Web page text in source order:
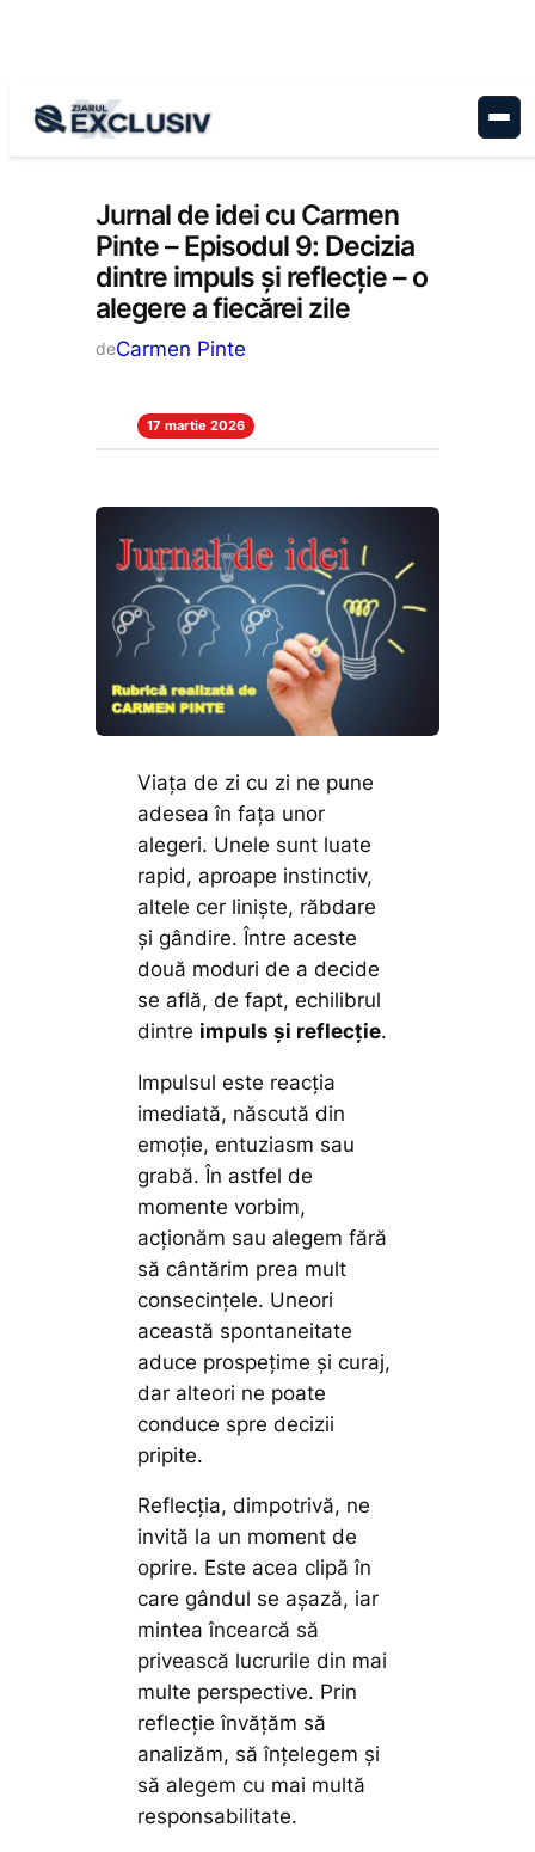
Stiri la zi
Jurnal de idei cu Carmen
Pinte – Episodul 9: Decizia
dintre impuls și reflecție – o
alegere a fiecărei zile
deCarmen Pinte
17 martie 2026
Viața de zi cu zi ne pune
adesea în fața unor
alegeri. Unele sunt luate
rapid, aproape instinctiv,
altele cer liniște, răbdare
și gândire. Între aceste
două moduri de a decide
se află, de fapt, echilibrul
dintre impuls și reflecție.
Impulsul este reacția
imediată, născută din
emoție, entuziasm sau
grabă. În astfel de
momente vorbim,
acționăm sau alegem fără
să cântărim prea mult
consecințele. Uneori
această spontaneitate
aduce prospețime și curaj,
dar alteori ne poate
conduce spre decizii
pripite.
Reflecția, dimpotrivă, ne
invită la un moment de
oprire. Este acea clipă în
care gândul se așază, iar
mintea încearcă să
privească lucrurile din mai
multe perspective. Prin
reflecție învățăm să
analizăm, să înțelegem și
să alegem cu mai multă
responsabilitate.